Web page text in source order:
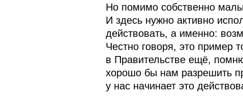
Но помимо собственно
И здесь нужно активно
действовать, а именно:
Честно говоря, это пример
в Правительстве ещё,
хорошо бы нам разрешить
у нас начинает это